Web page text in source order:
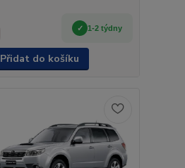
1-2 týdny
Přidat do košíku